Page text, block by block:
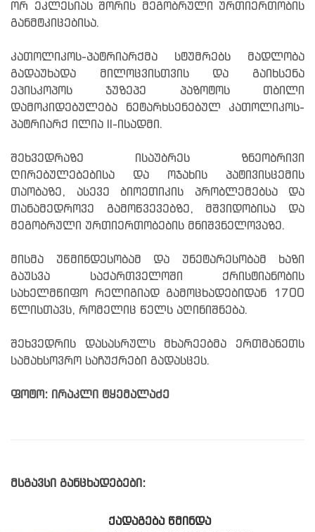
ორ ეკლესიას შორის მეგობრული ურთიერთობის
განმტკიცებისა.
კათოლიკოს-პატრიარქმა სტუმრებს მადლობა
გადაუხადა მილოცვისთვის და გაიხსენა
ეპისკოპოს ჯუზეპე პაზოტოს თბილი
დამოკიდებულება ნეტარხსენებულ კათოლიკოს-
პატრიარქ ილია II-ისადმი.
შეხვედრაზე ისაუბრეს ზნეობრივი
ღირებულებებისა და ოჯახის პატივისცემის
თაობაზე, ასევე ბიოეთიკის პრობლემებსა და
თანამედროვე გამოწვევებზე, მშვიდობისა და
მეგობრული ურთიერთობების მნიშვნელოვაზე.
მისმა უწმინდესობამ და უნეტარესობამ ხაზი
გაუსვა საქართველოში ქრისტიანობის
სახელმწიფო რელიგიად გამოცხადებიდან 1700
წლისთავს, რომელიც წელს აღინიშნება.
შეხვედრის დასასრულს მხარეებმა ერთმანეთს
სამახსოვრო საჩუქრები გადასცეს.
ფოტო: ირაკლი ტყემალაძე
მსგავსი განცხადებები:
ᲥᲐᲓᲐᲒᲔᲑᲐ ᲬᲛᲘᲜᲓᲐ